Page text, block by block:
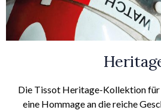
Die Tissot Heritage-Kollektion für
eine Hommage an die reiche